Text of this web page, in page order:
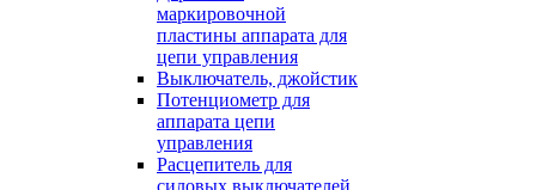
маркировочной
пластины аппарата для
цепи управления
Выключатель, джойстик
Потенциометр для
аппарата цепи
управления
Расцепитель для
силовых выключателей